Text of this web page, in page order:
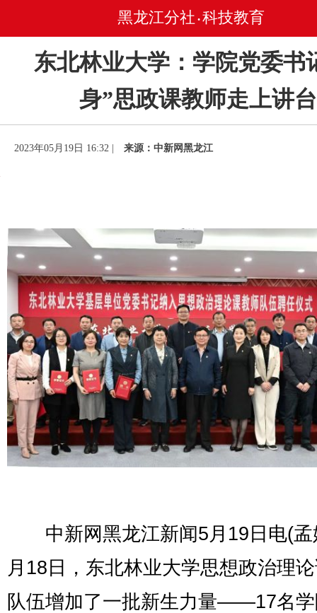
黑龙江分社 • 科技教育
东北林业大学：学院党委书
身”思政课教师走上讲台
2023年05月19日 16:32 | 来源：中新网黑龙江
中新网黑龙江新闻5月19日电(孟
月18日，东北林业大学思想政治理
队伍增加了一批新生力量——17名